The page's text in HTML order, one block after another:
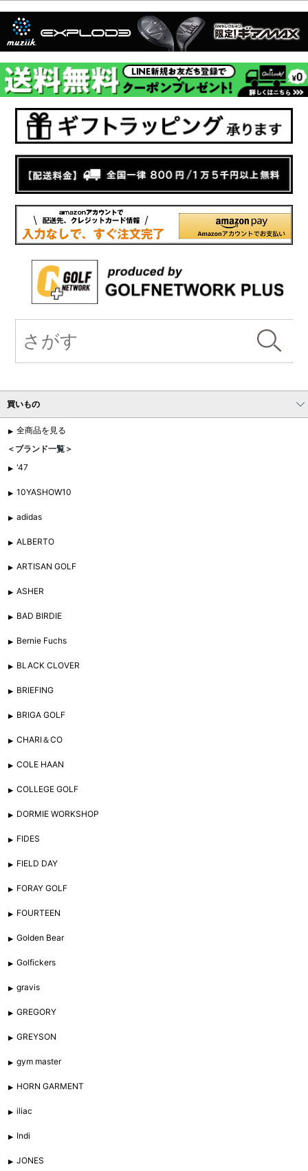
買いもの
全商品を見る
＜ブランド一覧＞
'47
10YASHOW10
adidas
ALBERTO
ARTISAN GOLF
ASHER
BAD BIRDIE
Bernie Fuchs
BLACK CLOVER
BRIEFING
BRIGA GOLF
CHARI＆CO
COLE HAAN
COLLEGE GOLF
DORMIE WORKSHOP
FIDES
FIELD DAY
FORAY GOLF
FOURTEEN
Golden Bear
Golfickers
gravis
GREGORY
GREYSON
gym master
HORN GARMENT
iliac
Indi
JONES